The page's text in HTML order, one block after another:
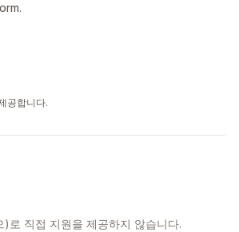
공합니다.
)로 직접 지원을 제공하지 않습니다.